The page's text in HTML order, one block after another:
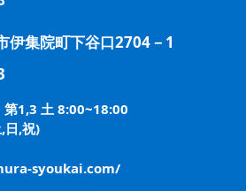
伊集院町下谷口2704－1
第1,3 土 8:00~18:00
日,祝)
syoukai.com/